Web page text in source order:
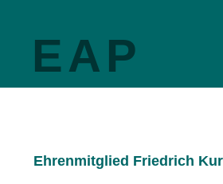
EAP
Ehrenmitglied Friedrich